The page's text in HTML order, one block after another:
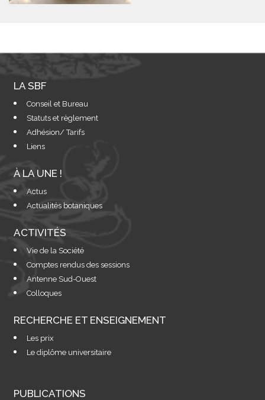
LA SBF
Conseil et Bureau
Statuts et règlement
Adhésion/ Tarifs
Liens
À LA UNE !
Actus
Actualités botaniques
ACTIVITÉS
Vie de la Société
Comptes rendus des sessions
Antenne Sud-Ouest
Colloques
RECHERCHE ET ENSEIGNEMENT
Les prix
Le diplôme universitaire
PUBLICATIONS